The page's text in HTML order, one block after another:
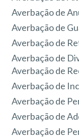
Averbação de
Averbação de
Averbação de
Averbação de
Averbação de
Averbação de
Averbação de
Averbação de
Averbação de